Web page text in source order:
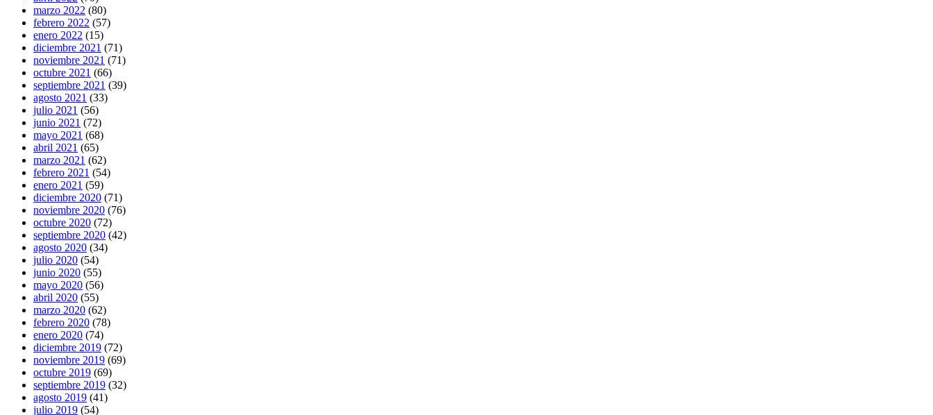
marzo 2022 (80)
febrero 2022 (57)
enero 2022 (15)
diciembre 2021 (71)
noviembre 2021 (71)
octubre 2021 (66)
septiembre 2021 (39)
agosto 2021 (33)
julio 2021 (56)
junio 2021 (72)
mayo 2021 (68)
abril 2021 (65)
marzo 2021 (62)
febrero 2021 (54)
enero 2021 (59)
diciembre 2020 (71)
noviembre 2020 (76)
octubre 2020 (72)
septiembre 2020 (42)
agosto 2020 (34)
julio 2020 (54)
junio 2020 (55)
mayo 2020 (56)
abril 2020 (55)
marzo 2020 (62)
febrero 2020 (78)
enero 2020 (74)
diciembre 2019 (72)
noviembre 2019 (69)
octubre 2019 (69)
septiembre 2019 (32)
agosto 2019 (41)
julio 2019 (54)